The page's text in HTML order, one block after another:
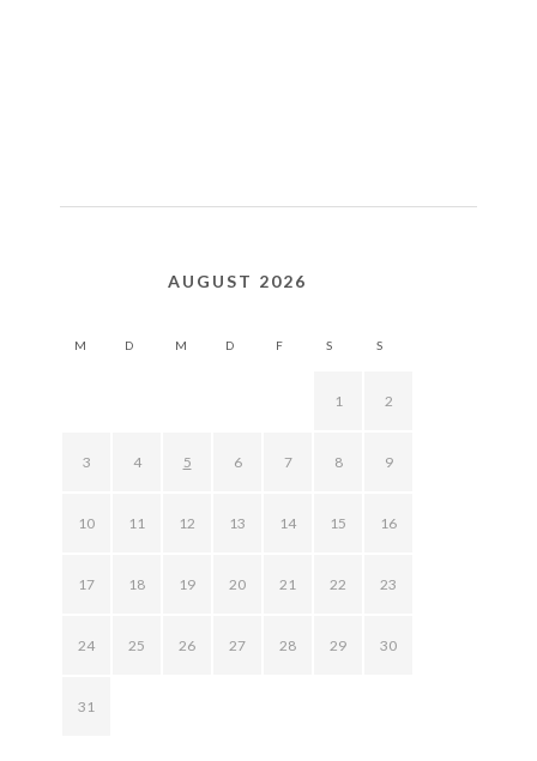
AUGUST 2026
M D M D F S S
1 2
3 4 5 6 7 8 9
10 11 12 13 14 15 16
17 18 19 20 21 22 23
24 25 26 27 28 29 30
31